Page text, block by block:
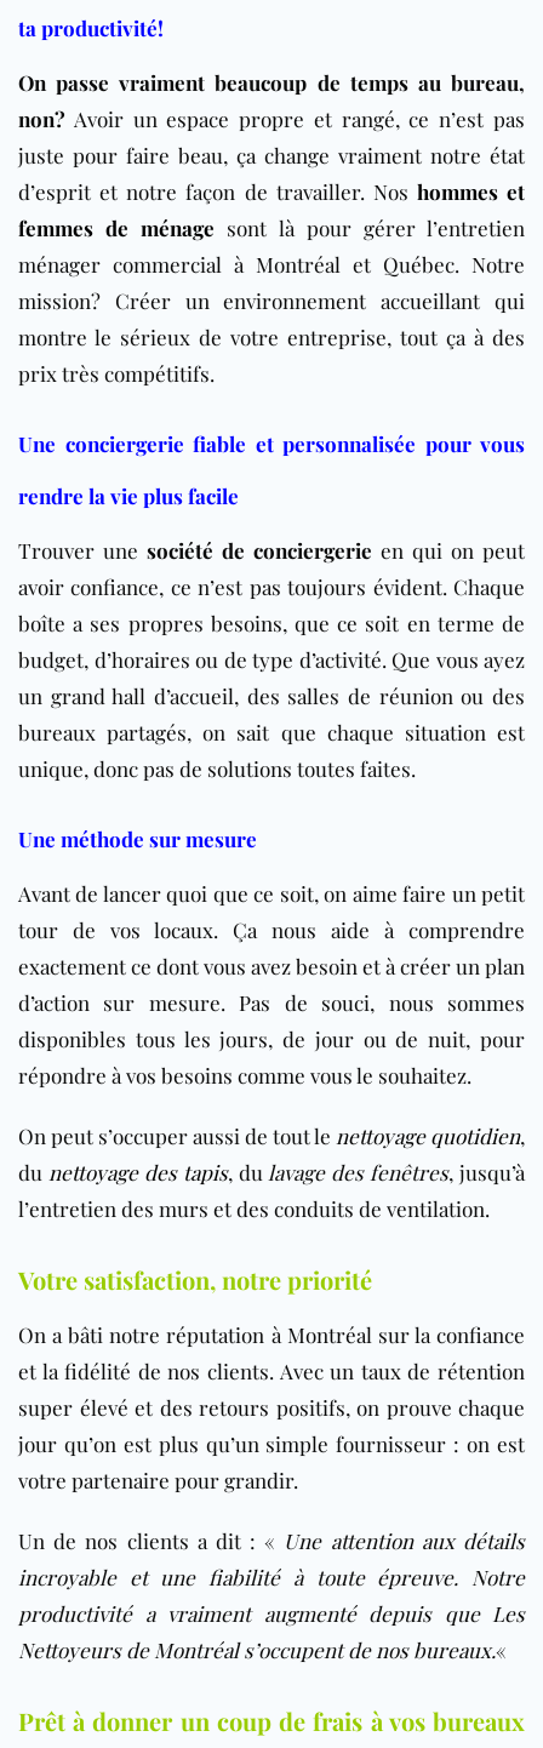
ta productivité!
On passe vraiment beaucoup de temps au bureau,
non? Avoir un espace propre et rangé, ce n’est pas
juste pour faire beau, ça change vraiment notre état
d’esprit et notre façon de travailler. Nos hommes et
femmes de ménage sont là pour gérer l’entretien
ménager commercial à Montréal et Québec. Notre
mission? Créer un environnement accueillant qui
montre le sérieux de votre entreprise, tout ça à des
prix très compétitifs.
Une conciergerie fiable et personnalisée pour vous
rendre la vie plus facile
Trouver une société de conciergerie en qui on peut
avoir confiance, ce n’est pas toujours évident. Chaque
boîte a ses propres besoins, que ce soit en terme de
budget, d’horaires ou de type d’activité. Que vous ayez
un grand hall d’accueil, des salles de réunion ou des
bureaux partagés, on sait que chaque situation est
unique, donc pas de solutions toutes faites.
Une méthode sur mesure
Avant de lancer quoi que ce soit, on aime faire un petit
tour de vos locaux. Ça nous aide à comprendre
exactement ce dont vous avez besoin et à créer un plan
d’action sur mesure. Pas de souci, nous sommes
disponibles tous les jours, de jour ou de nuit, pour
répondre à vos besoins comme vous le souhaitez.
On peut s’occuper aussi de tout le nettoyage quotidien,
du nettoyage des tapis, du lavage des fenêtres, jusqu’à
l’entretien des murs et des conduits de ventilation.
Votre satisfaction, notre priorité
On a bâti notre réputation à Montréal sur la confiance
et la fidélité de nos clients. Avec un taux de rétention
super élevé et des retours positifs, on prouve chaque
jour qu’on est plus qu’un simple fournisseur : on est
votre partenaire pour grandir.
Un de nos clients a dit : « Une attention aux détails
incroyable et une fiabilité à toute épreuve. Notre
productivité a vraiment augmenté depuis que Les
Nettoyeurs de Montréal s’occupent de nos bureaux.«
Prêt à donner un coup de frais à vos bureaux